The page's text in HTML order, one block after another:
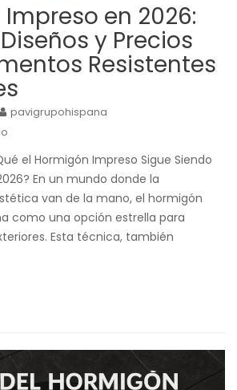
en 2026:
y Precios
Resistentes
pavigrupohispana
el Hormigón Impreso Sigue Siendo
En un mundo donde la
van de la mano, el hormigón
como una opción estrella para
Esta técnica, también